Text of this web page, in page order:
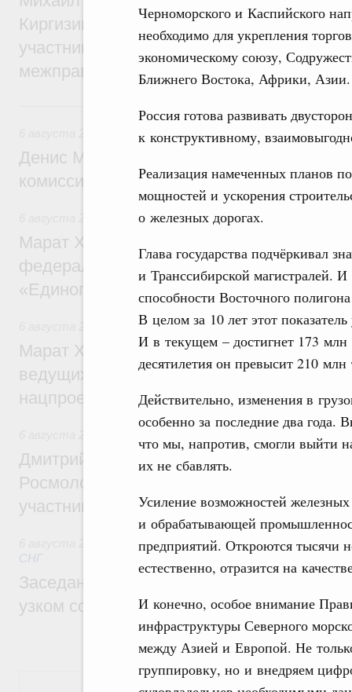
Черноморского и Каспийского
необходимо для укрепления
экономическому союзу,
Ближнего Востока, Африки, Азии.
Россия готова развивать
к конструктивному,
Реализация намеченных планов
мощностей и ускорения
о железных дорогах.
Глава государства подчёркивал
и Транссибирской магистралей.
способности Восточного
В целом за 10 лет этот
И в текущем – достигнет 173
десятилетия он превысит 210 млн
Действительно, изменения в
особенно за последние два
что мы, напротив, смогли выйти
их не сбавлять.
Усиление возможностей
и обрабатывающей
предприятий. Откроются тысячи
естественно, отразится на
И конечно, особое внимание
инфраструктуры Северного
между Азией и Европой. Не
группировку, но и внедряем
Киргизии Садыра Жапарова с главами
участников заседания Евразийского
межправительственного совета
Общие вопросы промышленной политики
Денис Мантуров провёл заседание
комиссии по промышленности
Регулирование в сфере строительства
Марат Хуснуллин: Более 130
федерального значения построено под
«Единого заказчика»
Национальный проект «Инфраструктура
Марат Хуснуллин: Порядка 200
ведущих к спортивным объектам,
нацпроекту «Инфраструктура для
Дмитрий Чернышенко, Сергей Кравцов и
Росмолодёжи Григорий Гуров
участников проекта «Кольцо открытий»
Евразийский экономический союз.
СНГ
Заседание Евразийского
узком составе